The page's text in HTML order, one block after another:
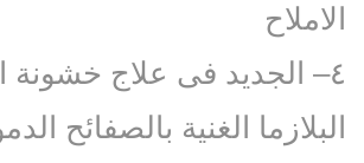
الاملاح
٤– الجديد فى علاج خشونة